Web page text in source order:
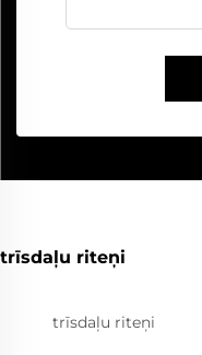
trīsdaļu riteņi
trīsdaļu riteņi